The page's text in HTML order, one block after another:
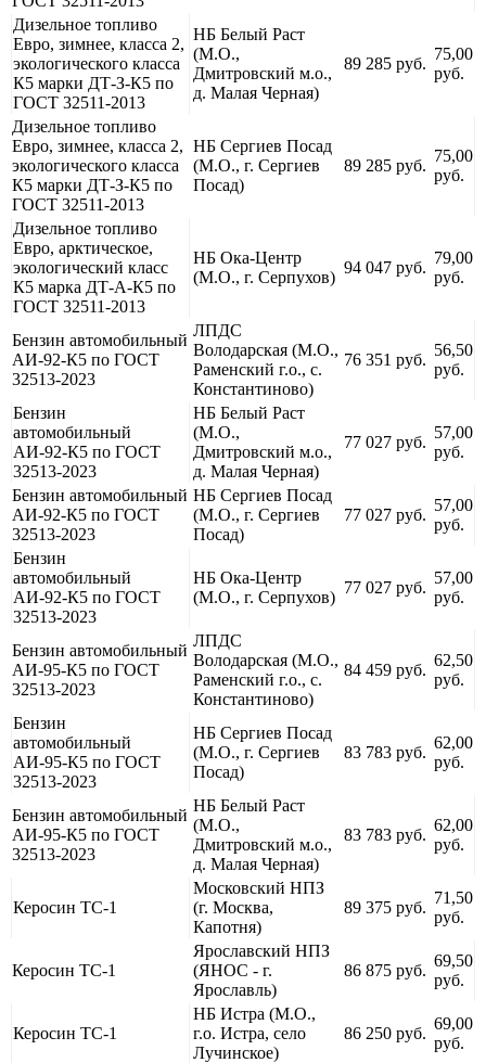
Дизельное топливо
Евро, зимнее, класса 2,
экологического класса
К5 марки ДТ-З-К5 по
ГОСТ 32511-2013
НБ Белый Раст
(М.О.,
Дмитровский м.о.,
д. Малая Черная)
89 285 руб.
75,00
руб.
Дизельное топливо
Евро, зимнее, класса 2,
экологического класса
К5 марки ДТ-З-К5 по
ГОСТ 32511-2013
НБ Сергиев Посад
(М.О., г. Сергиев
Посад)
89 285 руб.
75,00
руб.
Дизельное топливо
Евро, арктическое,
экологический класс
К5 марка ДТ-А-К5 по
ГОСТ 32511-2013
НБ Ока-Центр
(М.О., г. Серпухов)
94 047 руб.
79,00
руб.
Бензин автомобильный
АИ-92-К5 по ГОСТ
32513-2023
ЛПДС
Володарская (М.О.,
Раменский г.о., с.
Константиново)
76 351 руб.
56,50
руб.
Бензин
автомобильный
АИ-92-К5 по ГОСТ
32513-2023
НБ Белый Раст
(М.О.,
Дмитровский м.о.,
д. Малая Черная)
77 027 руб.
57,00
руб.
Бензин автомобильный
АИ-92-К5 по ГОСТ
32513-2023
НБ Сергиев Посад
(М.О., г. Сергиев
Посад)
77 027 руб.
57,00
руб.
Бензин
автомобильный
АИ-92-К5 по ГОСТ
32513-2023
НБ Ока-Центр
(М.О., г. Серпухов)
77 027 руб.
57,00
руб.
Бензин автомобильный
АИ-95-К5 по ГОСТ
32513-2023
ЛПДС
Володарская (М.О.,
Раменский г.о., с.
Константиново)
84 459 руб.
62,50
руб.
Бензин
автомобильный
АИ-95-К5 по ГОСТ
32513-2023
НБ Сергиев Посад
(М.О., г. Сергиев
Посад)
83 783 руб.
62,00
руб.
Бензин автомобильный
АИ-95-К5 по ГОСТ
32513-2023
НБ Белый Раст
(М.О.,
Дмитровский м.о.,
д. Малая Черная)
83 783 руб.
62,00
руб.
Керосин ТС-1
Московский НПЗ
(г. Москва,
Капотня)
89 375 руб.
71,50
руб.
Керосин ТС-1
Ярославский НПЗ
(ЯНОС - г.
Ярославль)
86 875 руб.
69,50
руб.
Керосин ТС-1
НБ Истра (М.О.,
г.о. Истра, село
Лучинское)
86 250 руб.
69,00
руб.